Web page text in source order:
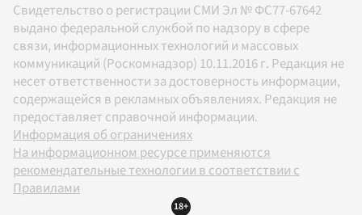
Свидетельство о регистрации СМИ Эл № ФС77-67642
выдано федеральной службой по надзору в сфере
связи, информационных технологий и массовых
коммуникаций (Роскомнадзор) 10.11.2016 г. Редакция не
несет ответственности за достоверность информации,
содержащейся в рекламных объявлениях. Редакция не
предоставляет справочной информации.
Информация об ограничениях
На информационном ресурсе применяются
рекомендательные технологии в соответствии с
Правилами
18+